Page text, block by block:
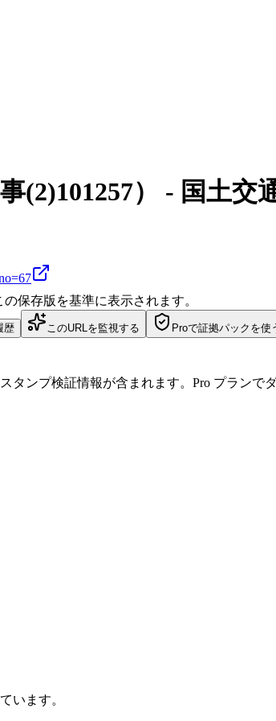
(2)101257） - 国土
保存版を基準に表示されます。
歴 このURLを監視する Proで証拠パックを使
ンプ検証情報が含まれます。Pro プランで
います。